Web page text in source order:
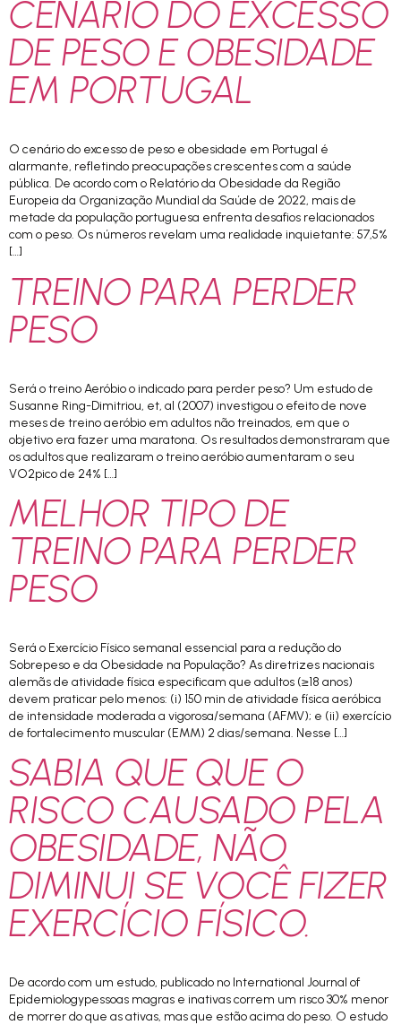
CENÁRIO DO EXCESSO
DE PESO E OBESIDADE
EM PORTUGAL
O cenário do excesso de peso e obesidade em Portugal é
alarmante, refletindo preocupações crescentes com a saúde
pública. De acordo com o Relatório da Obesidade da Região
Europeia da Organização Mundial da Saúde de 2022, mais de
metade da população portuguesa enfrenta desafios relacionados
com o peso. Os números revelam uma realidade inquietante: 57,5%
[…]
TREINO PARA PERDER
PESO
Será o treino Aeróbio o indicado para perder peso? Um estudo de
Susanne Ring-Dimitriou, et, al (2007) investigou o efeito de nove
meses de treino aeróbio em adultos não treinados, em que o
objetivo era fazer uma maratona. Os resultados demonstraram que
os adultos que realizaram o treino aeróbio aumentaram o seu
VO2pico de 24% […]
MELHOR TIPO DE
TREINO PARA PERDER
PESO
Será o Exercício Físico semanal essencial para a redução do
Sobrepeso e da Obesidade na População? As diretrizes nacionais
alemãs de atividade física especificam que adultos (≥18 anos)
devem praticar pelo menos: (i) 150 min de atividade física aeróbica
de intensidade moderada a vigorosa/semana (AFMV); e (ii) exercício
de fortalecimento muscular (EMM) 2 dias/semana. Nesse […]
SABIA QUE QUE O
RISCO CAUSADO PELA
OBESIDADE, NÃO
DIMINUI SE VOCÊ FIZER
EXERCÍCIO FÍSICO.
De acordo com um estudo, publicado no International Journal of
Epidemiologypessoas magras e inativas correm um risco 30% menor
de morrer do que as ativas, mas que estão acima do peso. O estudo